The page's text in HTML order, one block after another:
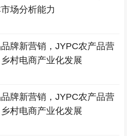
场分析能力
牌新营销，JYPC农产品营
村电商产业化发展
牌新营销，JYPC农产品营
村电商产业化发展